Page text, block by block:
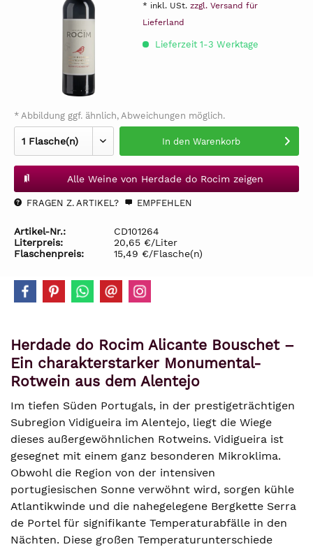
* inkl. USt. zzgl. Versand für
Lieferland
Lieferzeit 1-3 Werktage
* Abbildung ggf. ähnlich, Abweichungen möglich.
In den Warenkorb
Alle Weine von Herdade do Rocim zeigen
FRAGEN Z. ARTIKEL? EMPFEHLEN
Artikel-Nr.:
CD101264
Literpreis:
20,65 €/Liter
Flaschenpreis:
15,49 €/Flasche(n)
Herdade do Rocim Alicante Bouschet –
Ein charakterstarker Monumental-
Rotwein aus dem Alentejo
Im tiefen Süden Portugals, in der prestigeträchtigen
Subregion Vidigueira im Alentejo, liegt die Wiege
dieses außergewöhnlichen Rotweins. Vidigueira ist
gesegnet mit einem ganz besonderen Mikroklima.
Obwohl die Region von der intensiven
portugiesischen Sonne verwöhnt wird, sorgen kühle
Atlantikwinde und die nahegelegene Bergkette Serra
de Portel für signifikante Temperaturabfälle in den
Nächten. Diese großen Temperaturunterschiede